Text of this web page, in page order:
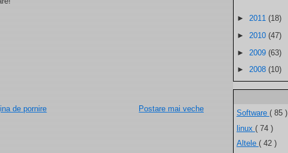
Postare mai veche
de pornire
► 2011 (18)
► 2010 (47)
► 2009 (63)
► 2008 (10)
Software ( 85 )
linux ( 74 )
Altele ( 42 )